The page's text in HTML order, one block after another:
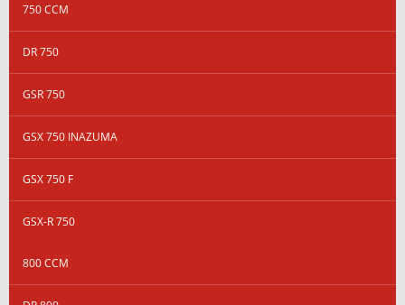
750 CCM
DR 750
GSR 750
GSX 750 INAZUMA
GSX 750 F
GSX-R 750
800 CCM